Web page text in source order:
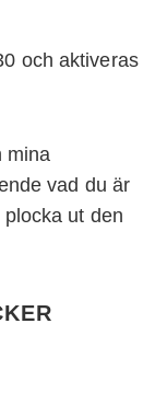
och aktiveras
mina
vad du är
ut den